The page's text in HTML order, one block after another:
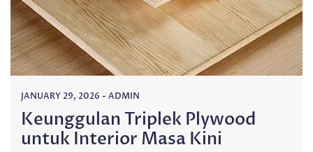
JANUARY 29, 2026 - ADMIN
Keunggulan Triplek Plywood
untuk Interior Masa Kini